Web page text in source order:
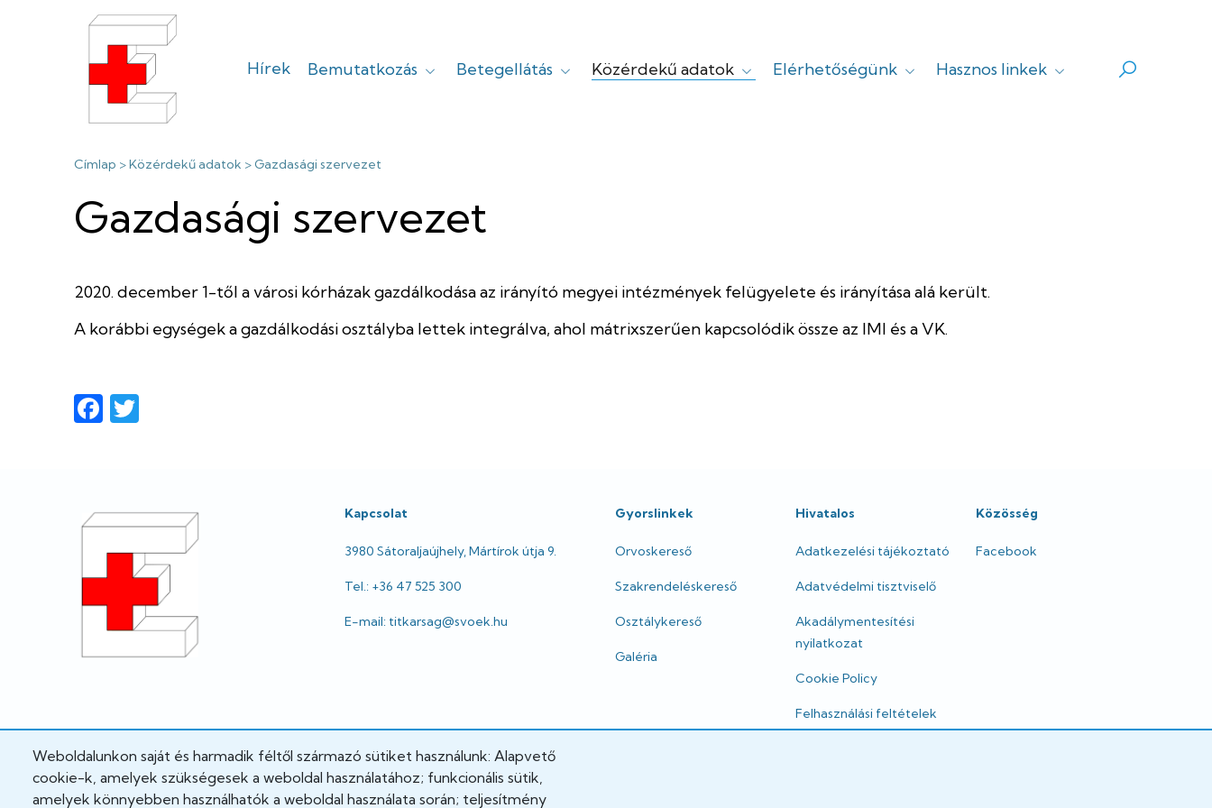
Sátoraljaújhelyi
Erzsébet
Kórház
Hírek Bemutatkozás Betegellátás Közérdekű adatok Elérhetőségünk Hasznos linkek
Morzsa
Címlap Közérdekű adatok Gazdasági szervezet
Gazdasági szervezet
2020. december 1-től a városi kórházak gazdálkodása az irányító megyei intézmények felügyelete és irányítása alá került.
A korábbi egységek a gazdálkodási osztályba lettek integrálva, ahol mátrixszerűen kapcsolódik össze az IMI és a VK.
Facebook
Kapcsolat
3980 Sátoraljaújhely, Mártírok útja 9.
Tel.: +36 47 525 300
E-mail: titkarsag@svoek.hu
Gyorslinkek
Orvoskereső
Szakrendeléskereső
Osztálykereső
Galéria
Hivatalos
Adatkezelési tájékoztató
Adatvédelmi tisztviselő
Akadálymentesítési
nyilatkozat
Cookie Policy
Felhasználási feltételek
Közösség
Facebook
Weboldalunkon saját és harmadik féltől származó sütiket használunk: Alapvető
cookie-k, amelyek szükségesek a weboldal használatához; funkcionális sütik,
amelyek könnyebben használhatók a weboldal használata során; teljesítmény